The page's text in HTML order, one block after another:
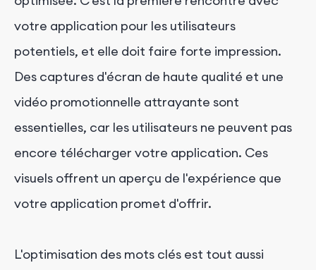
votre application pour les utilisateurs
potentiels, et elle doit faire forte impression.
Des captures d'écran de haute qualité et une
vidéo promotionnelle attrayante sont
essentielles, car les utilisateurs ne peuvent pas
encore télécharger votre application. Ces
visuels offrent un aperçu de l'expérience que
votre application promet d'offrir.
L'optimisation des mots clés est tout aussi